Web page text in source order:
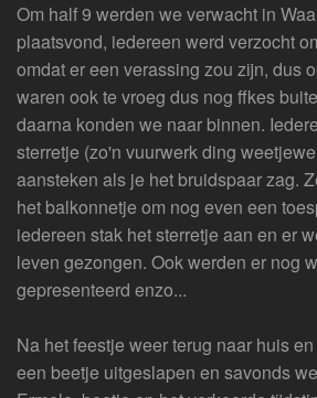
Om half 9 werden we verwacht in
plaatsvond, iedereen werd verzocht
omdat er een verassing zou zijn, dus
waren ook te vroeg dus nog ffkes
daarna konden we naar binnen.
sterretje (zo'n vuurwerk ding
aansteken als je het bruidspaar zag.
het balkonnetje om nog even een
iedereen stak het sterretje aan en er
leven gezongen. Ook werden er nog
gepresenteerd enzo...
Na het feestje weer terug naar huis
een beetje uitgeslapen en savonds